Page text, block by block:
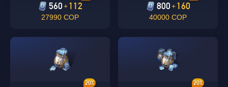
560+112
27990 COP
800+160
40000 COP
20% 20%